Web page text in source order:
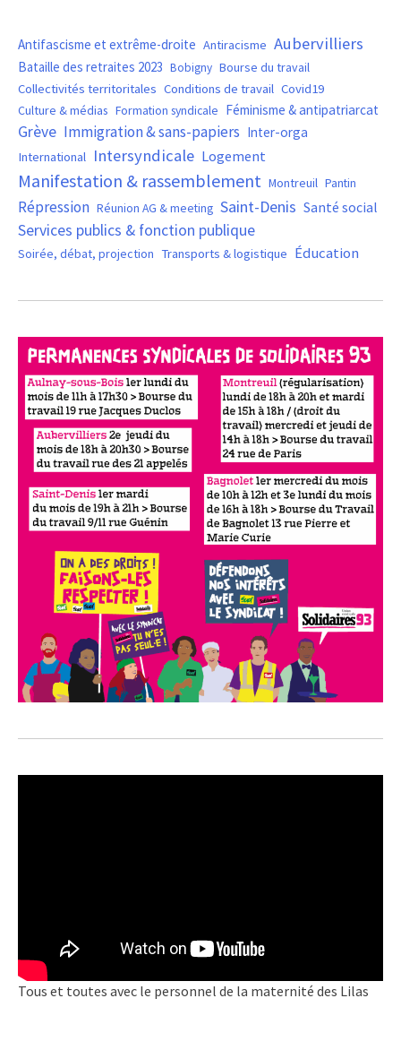
Antifascisme et extrême-droite Antiracisme Aubervilliers
Bataille des retraites 2023 Bobigny Bourse du travail
Collectivités territoritales Conditions de travail Covid19
Culture & médias Formation syndicale Féminisme & antipatriarcat
Grève Immigration & sans-papiers Inter-orga
International Intersyndicale Logement
Manifestation & rassemblement Montreuil Pantin
Répression Réunion AG & meeting Saint-Denis Santé social
Services publics & fonction publique
Soirée, débat, projection Transports & logistique Éducation
Tous et toutes avec le personnel de la maternité des Lilas